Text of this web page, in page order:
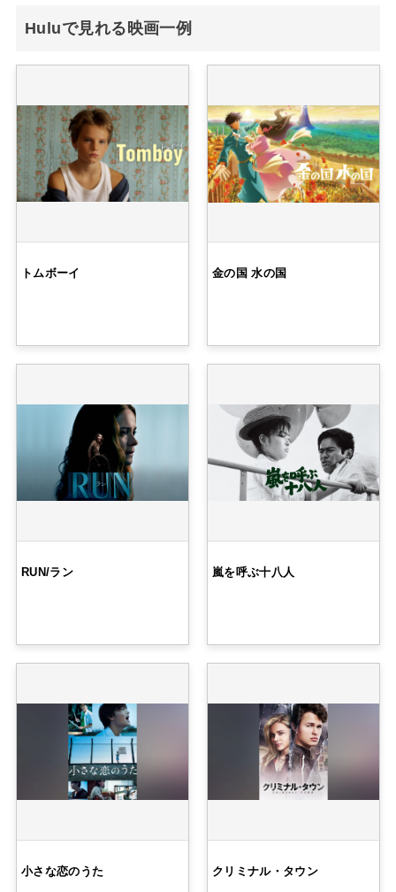
Huluで見れる映画一例
トムボーイ 金の国 水の国
RUN/ラン 嵐を呼ぶ十八人
小さな恋のうた クリミナル・タウン